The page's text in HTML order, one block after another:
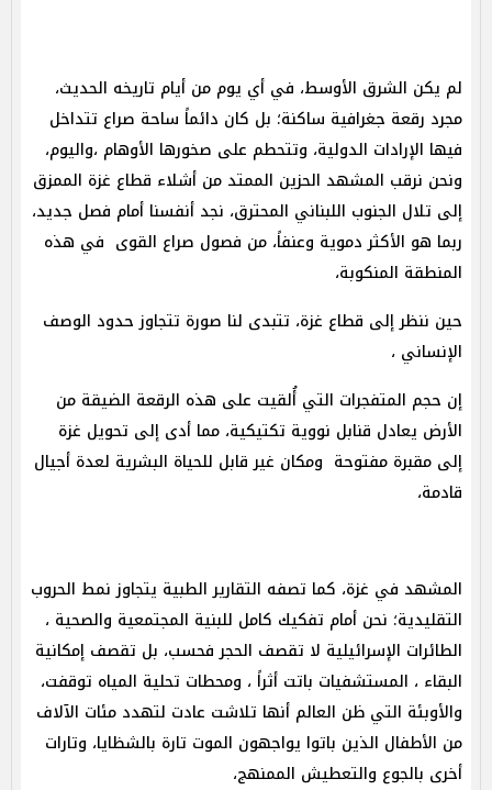
لم يكن الشرق الأوسط، في أي يوم من أيام تاريخه الحديث،
مجرد رقعة جغرافية ساكنة؛ بل كان دائماً ساحة صراع تتداخل
فيها الإرادات الدولية، وتتحطم على صخورها الأوهام ،واليوم،
ونحن نرقب المشهد الحزين الممتد من أشلاء قطاع غزة الممزق
إلى تلال الجنوب اللبناني المحترق، نجد أنفسنا أمام فصل جديد،
ربما هو الأكثر دموية وعنفاً، من فصول صراع القوى في هذه
المنطقة المنكوبة،
حين ننظر إلى قطاع غزة، تتبدى لنا صورة تتجاوز حدود الوصف
الإنساني ،
إن حجم المتفجرات التي أُلقيت على هذه الرقعة الضيقة من
الأرض يعادل قنابل نووية تكتيكية، مما أدى إلى تحويل غزة
إلى مقبرة مفتوحة ومكان غير قابل للحياة البشرية لعدة أجيال
قادمة،
المشهد في غزة، كما تصفه التقارير الطبية يتجاوز نمط الحروب
التقليدية؛ نحن أمام تفكيك كامل للبنية المجتمعية والصحية ،
الطائرات الإسرائيلية لا تقصف الحجر فحسب، بل تقصف إمكانية
البقاء ، المستشفيات باتت أثراً ، ومحطات تحلية المياه توقفت،
والأوبئة التي ظن العالم أنها تلاشت عادت لتهدد مئات الآلاف
من الأطفال الذين باتوا يواجهون الموت تارة بالشظايا، وتارات
أخرى بالجوع والتعطيش الممنهج،